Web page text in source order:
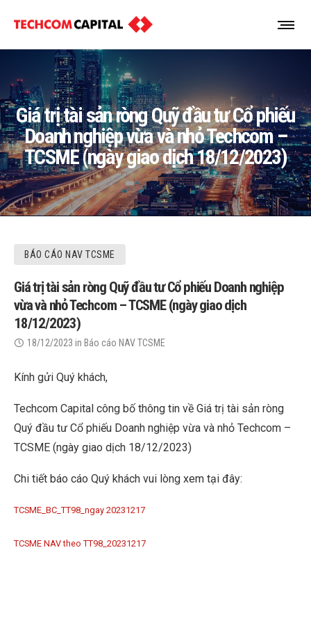
Giá trị tài sản ròng Quỹ đầu tư Cổ phiếu
Doanh nghiệp vừa và nhỏ Techcom –
TCSME (ngày giao dịch 18/12/2023)
BÁO CÁO NAV TCSME
Giá trị tài sản ròng Quỹ đầu tư Cổ phiếu Doanh nghiệp
vừa và nhỏ Techcom – TCSME (ngày giao dịch
18/12/2023)
18/12/2023 in Báo cáo NAV TCSME
Kính gửi Quý khách,
Techcom Capital công bố thông tin về Giá trị tài sản ròng
Quý đầu tư Cổ phiếu Doanh nghiệp vừa và nhỏ Techcom –
TCSME (ngày giao dịch 18/12/2023)
Chi tiết báo cáo Quý khách vui lòng xem tại đây:
TCSME_BC_TT98_ngay 20231217
TCSME NAV theo TT98_20231217